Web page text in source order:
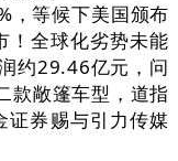
，等候下美国颁布
！全球化劣势未能
约29.46亿元，问
款敞篷车型，道指
券赐与引力传媒